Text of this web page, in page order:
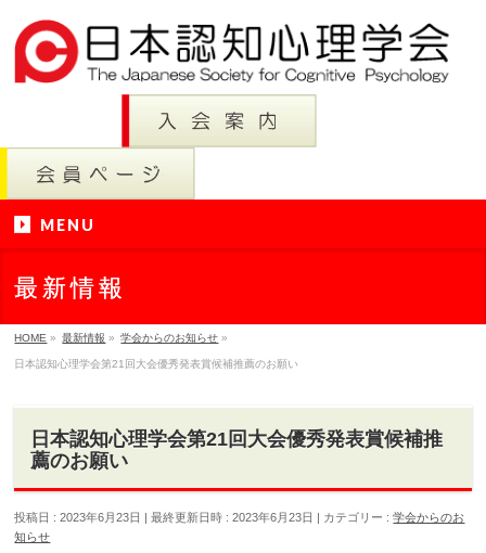
MENU
最新情報
HOME » 最新情報 » 学会からのお知らせ »
日本認知心理学会第21回大会優秀発表賞候補推薦のお願い
日本認知心理学会第21回大会優秀発表賞候補推
薦のお願い
投稿日 : 2023年6月23日 最終更新日時 : 2023年6月23日 カテゴリー :学会からのお
知らせ